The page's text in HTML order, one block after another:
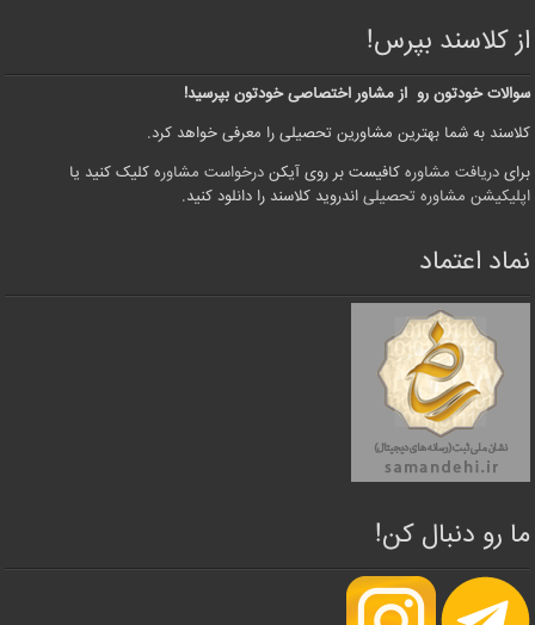
از کلاسند بپرس!
سوالات خودتون رو از مشاور اختصاصی خودتون بپرسید!
کلاسند به شما بهترین مشاورین تحصیلی را معرفی خواهد کرد.
برایدریافت مشاوره کافیست بر روی آیکندرخواست مشاوره کلیک کنید یا
اپلیکیشن مشاوره تحصیلی اندروید کلاسند را دانلود کنید.
نماد اعتماد
ما رو دنبال کن!